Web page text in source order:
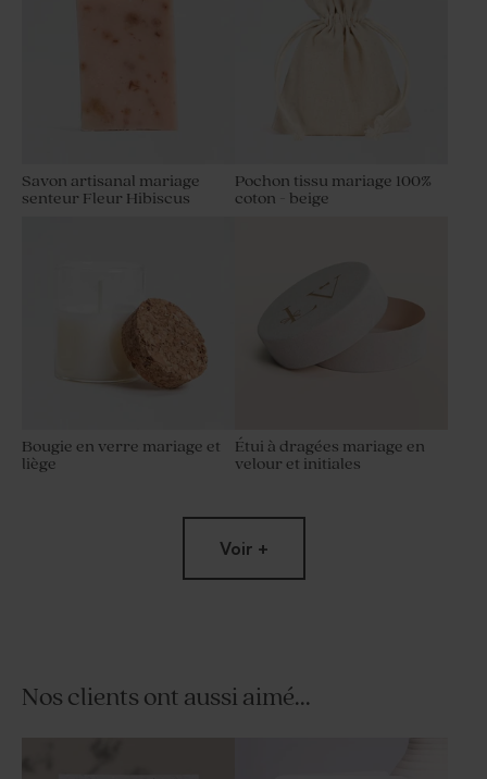
Savon artisanal mariage
senteur Fleur Hibiscus
Pochon tissu mariage 100%
coton - beige
Bougie en verre mariage et
liège
Étui à dragées mariage en
velour et initiales
Porte clé invités mariage en
Fleurs séchées mariage -
Voir +
Nos clients ont aussi aimé...